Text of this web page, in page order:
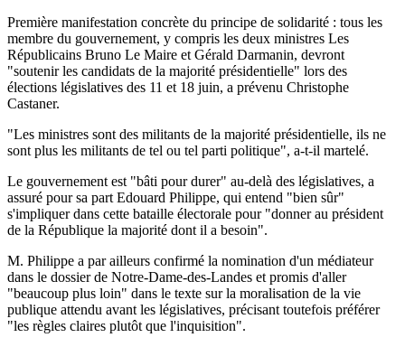
Première manifestation concrète du principe de solidarité : tous les
membre du gouvernement, y compris les deux ministres Les
Républicains Bruno Le Maire et Gérald Darmanin, devront
"soutenir les candidats de la majorité présidentielle" lors des
élections législatives des 11 et 18 juin, a prévenu Christophe
Castaner.
"Les ministres sont des militants de la majorité présidentielle, ils ne
sont plus les militants de tel ou tel parti politique", a-t-il martelé.
Le gouvernement est "bâti pour durer" au-delà des législatives, a
assuré pour sa part Edouard Philippe, qui entend "bien sûr"
s'impliquer dans cette bataille électorale pour "donner au président
de la République la majorité dont il a besoin".
M. Philippe a par ailleurs confirmé la nomination d'un médiateur
dans le dossier de Notre-Dame-des-Landes et promis d'aller
"beaucoup plus loin" dans le texte sur la moralisation de la vie
publique attendu avant les législatives, précisant toutefois préférer
"les règles claires plutôt que l'inquisition".